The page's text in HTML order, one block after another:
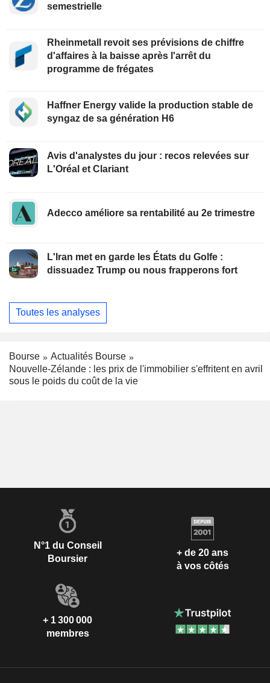
semestrielle
Rheinmetall revoit ses prévisions de chiffre
d'affaires à la baisse après l'arrêt du
programme de frégates
Haffner Energy valide la production stable de
syngaz de sa génération H6
Avis d'analystes du jour : recos relevées sur
L'Oréal et Clariant
Adecco améliore sa rentabilité au 2e trimestre
L'Iran met en garde les États du Golfe :
dissuadez Trump ou nous frapperons fort
Toutes les analyses
Bourse
Actualités Bourse
Nouvelle-Zélande : les prix de l'immobilier s'effritent en avril
sous le poids du coût de la vie
N°1 du Conseil
Boursier
+ de 20 ans
à vos côtés
+ 1 300 000
membres